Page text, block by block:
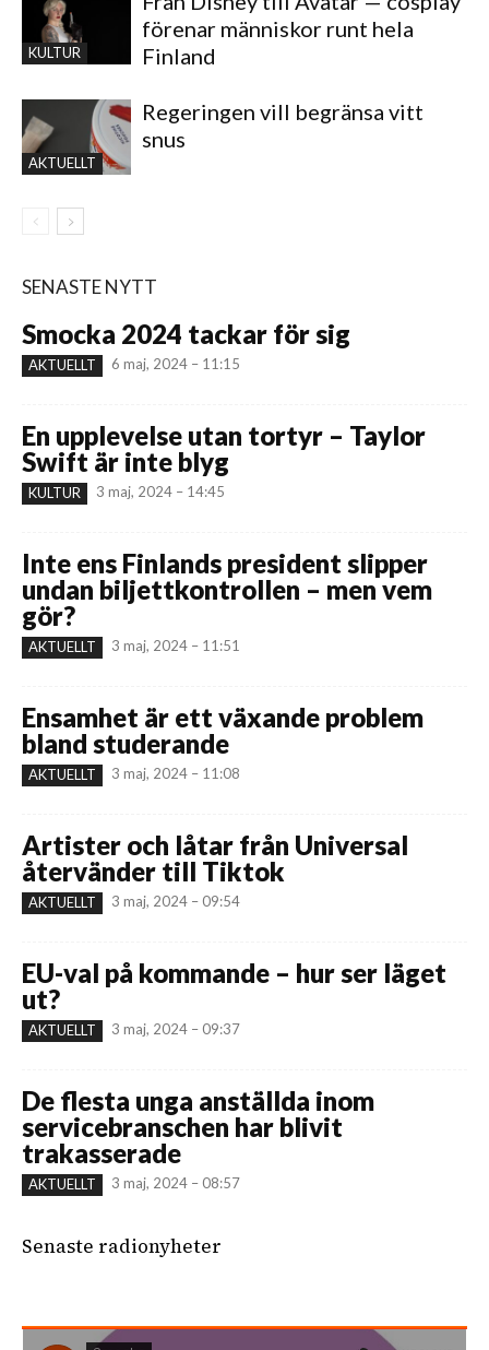
KULTUR
förenar människor runt hela
Finland
AKTUELLT
Regeringen vill begränsa vitt
snus
SENASTE NYTT
Smocka 2024 tackar för sig
AKTUELLT 6 maj, 2024 – 11:15
En upplevelse utan tortyr – Taylor
Swift är inte blyg
KULTUR 3 maj, 2024 – 14:45
Inte ens Finlands president slipper
undan biljettkontrollen – men vem
gör?
AKTUELLT 3 maj, 2024 – 11:51
Ensamhet är ett växande problem
bland studerande
AKTUELLT 3 maj, 2024 – 11:08
Artister och låtar från Universal
återvänder till Tiktok
AKTUELLT 3 maj, 2024 – 09:54
EU-val på kommande – hur ser läget
ut?
AKTUELLT 3 maj, 2024 – 09:37
De flesta unga anställda inom
servicebranschen har blivit
trakasserade
AKTUELLT 3 maj, 2024 – 08:57
Senaste radionyheter